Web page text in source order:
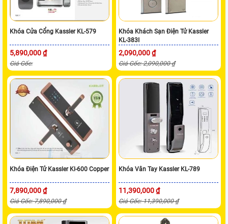
Khóa Cửa Cổng Kassler KL-579
5,890,000 ₫
Giá Gốc:
Khóa Khách Sạn Điện Tử Kassler
KL-383I
2,090,000 ₫
Giá Gốc: 2,090,000 ₫
Khóa Điện Tử Kassler Kl-600 Copper
7,890,000 ₫
Giá Gốc: 7,890,000 ₫
Khóa Vân Tay Kassler KL-789
11,390,000 ₫
Giá Gốc: 11,390,000 ₫